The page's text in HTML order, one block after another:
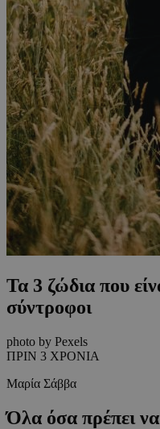
Τα 3 ζώδια που
σύντροφοι
photo by Pexels
ΠΡΙΝ 3 ΧΡΟΝΙΑ
Μαρία Σάββα
Όλα όσα πρέπει